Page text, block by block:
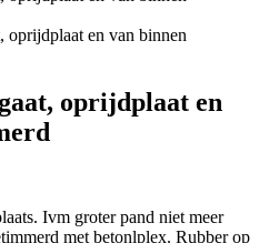
oprijdplaat en
Ivm groter pand niet meer
met betonlplex. Rubber op